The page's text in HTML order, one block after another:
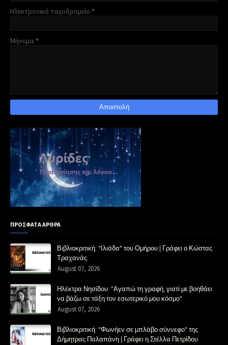
Ηλεκτρονικό ταχυδρομείο *
Μήνυμα *
ΠΡΟΣΦΑΤΑ ΑΡΘΡΑ
Βιβλιοκριτική: "Ιλιάδα" του Ομήρου | Γράφει ο Κώστας
Τραχανάς
August 07, 2026
Ηλέκτρα Νησίδου: "Αγαπώ τη γραφή, γιατί με βοηθάει
να βάζω σε τάξη τον εσωτερικό μου κόσμο"
August 07, 2026
Βιβλιοκριτική: "Φωνήεν σε μπλάβο σύννεφο" της
Δήμητρας Παλαπάνη | Γράφει η Στέλλα Πετρίδου